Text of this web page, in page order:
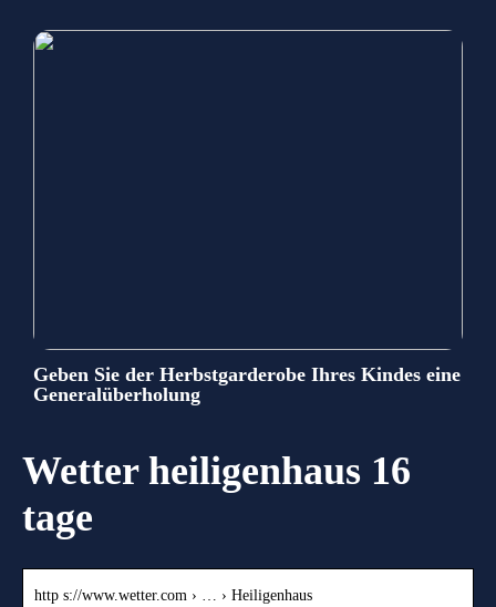
Geben Sie der Herbstgarderobe Ihres Kindes eine
Generalüberholung
Wetter heiligenhaus 16
tage
http s://www.wetter.com › … › Heiligenhaus